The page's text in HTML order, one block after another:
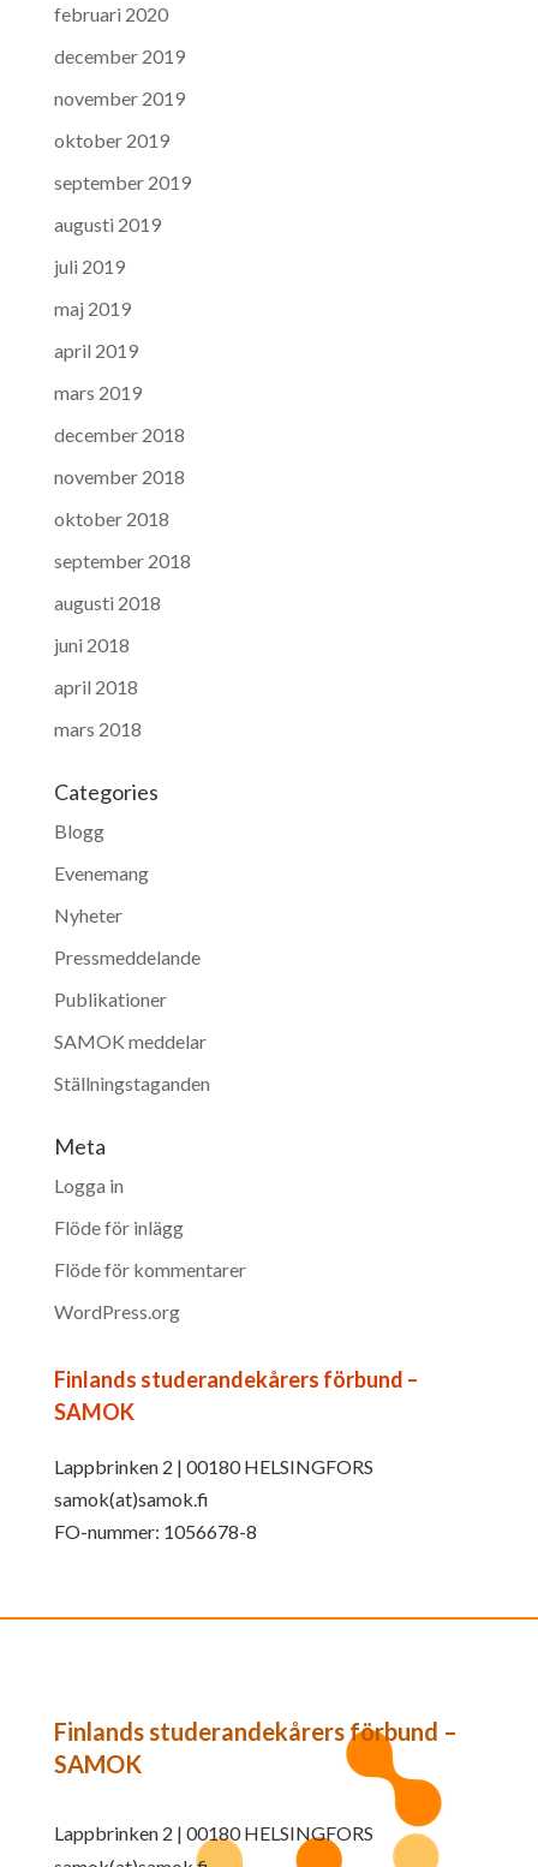
februari 2020
december 2019
november 2019
oktober 2019
september 2019
augusti 2019
juli 2019
maj 2019
april 2019
mars 2019
december 2018
november 2018
oktober 2018
september 2018
augusti 2018
juni 2018
april 2018
mars 2018
Categories
Blogg
Evenemang
Nyheter
Pressmeddelande
Publikationer
SAMOK meddelar
Ställningstaganden
Meta
Logga in
Flöde för inlägg
Flöde för kommentarer
WordPress.org
Finlands studerandekårers förbund –
SAMOK
Lappbrinken 2 | 00180 HELSINGFORS
samok(at)samok.fi
FO-nummer: 1056678-8
Finlands studerandekårers förbund –
SAMOK
Lappbrinken 2 | 00180 HELSINGFORS